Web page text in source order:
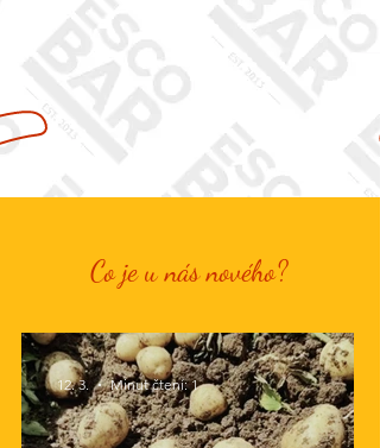
Rozvoz
Virtuální prohlídka
Co je u nás nového?
12. 3. Minut čtení: 1